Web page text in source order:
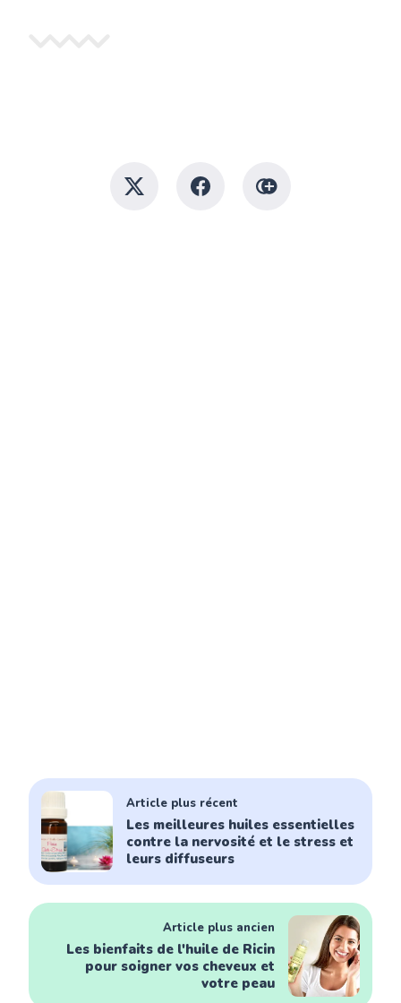
Article plus récent
Les meilleures huiles essentielles
contre la nervosité et le stress et
leurs diffuseurs
Article plus ancien
Les bienfaits de l'huile de Ricin
pour soigner vos cheveux et
votre peau